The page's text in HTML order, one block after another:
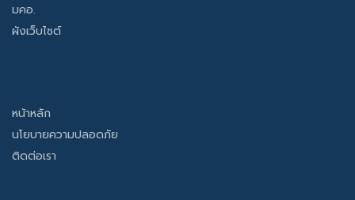
มคอ.
ผังเว็บไซต์
หน้าหลัก
นโยบายความปลอดภัย
ติดต่อเรา